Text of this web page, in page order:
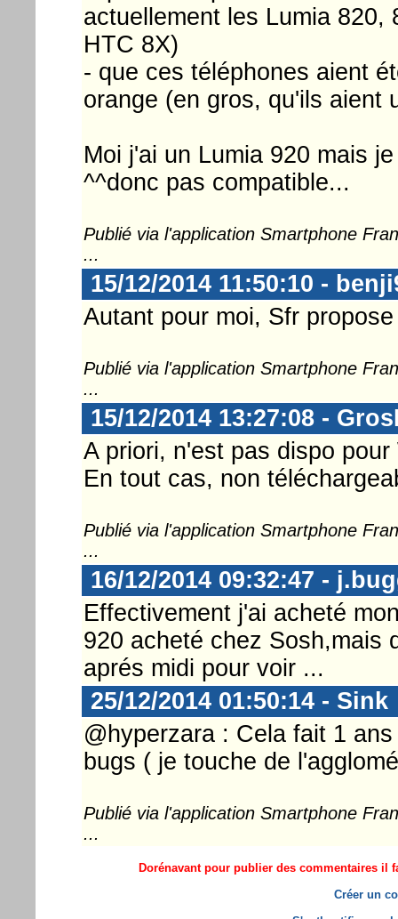
actuellement les Lumia
HTC 8X)
- que ces téléphones aient
orange (en gros, qu'ils aient
Moi j'ai un Lumia 920 mais
^^donc pas compatible...
Publié via l'application Smartphone
...
15/12/2014 11:50:10 -
Autant pour moi, Sfr
Publié via l'application Smartphone
...
15/12/2014 13:27:08 -
A priori, n'est pas dispo pour
En tout cas, non
Publié via l'application Smartphone
...
16/12/2014 09:32:47 -
Effectivement j'ai acheté
920 acheté chez Sosh,mais
aprés midi pour voir ...
25/12/2014 01:50:14 - Sink
@hyperzara : Cela fait 1
bugs ( je touche de
Publié via l'application Smartphone
...
Dorénavant pour publier des commentaires il
Créer un